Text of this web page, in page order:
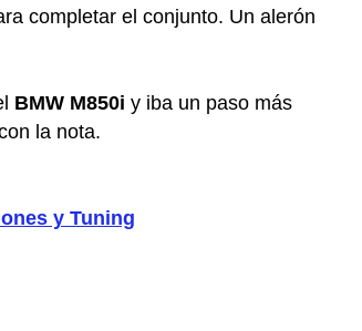
completar el conjunto. Un alerón
BMW M850i y iba un paso más
la nota.
y Tuning